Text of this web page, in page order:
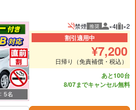
禁煙 推奨 推奨人数
×4 推奨
×2
割引適用中
¥7,200
日帰り（免責補償・税込）
あと100台
8/07までキャンセル無料